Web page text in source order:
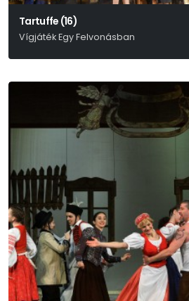
Tartuffe (16)
Vígjáték Egy Felvonásban